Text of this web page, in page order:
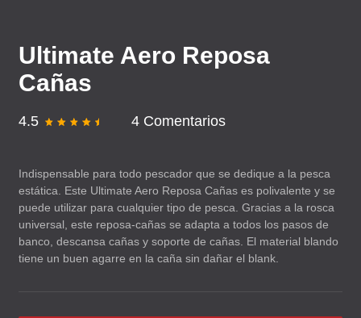
Ultimate Aero Reposa
Cañas
4.5 4 Comentarios
Indispensable para todo pescador que se dedique a la pesca
estática. Este Ultimate Aero Reposa Cañas es polivalente y se
puede utilizar para cualquier tipo de pesca. Gracias a la rosca
universal, este reposa-cañas se adapta a todos los pasos de
banco, descansa cañas y soporte de cañas. El material blando
tiene un buen agarre en la caña sin dañar el blank.